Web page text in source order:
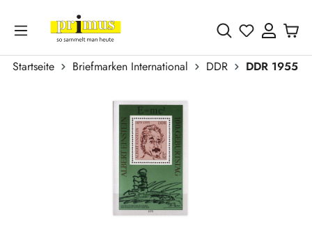
Zum Hauptinhalt springen
Du hast 0
Startseite Briefmarken International DDR
DDR 1955 -